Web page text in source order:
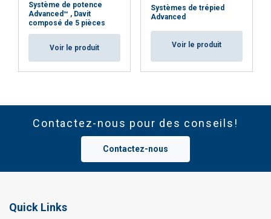
Système de potence
Advanced™ , Davit
composé de 5 pièces
Voir le produit
Systèmes de trépied
Advanced
Voir le produit
Contactez-nous pour des conseils!
Contactez-nous
Quick Links